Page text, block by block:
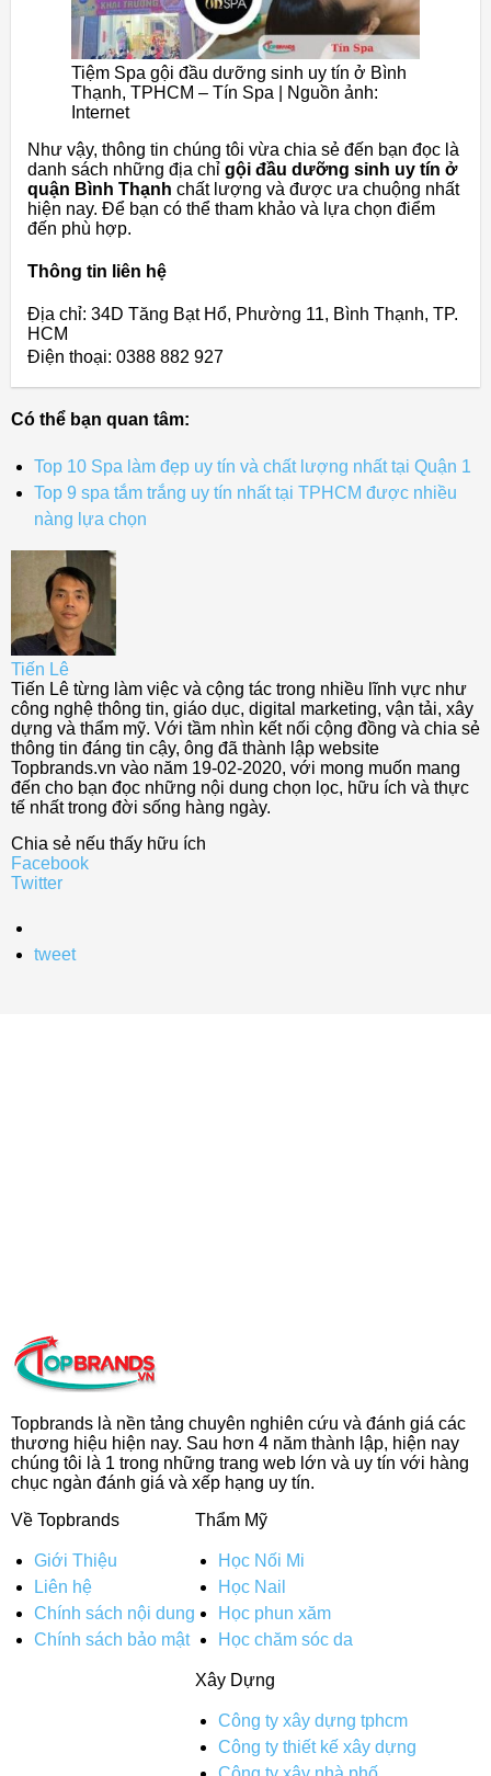
Tiệm Spa gội đầu dưỡng sinh uy tín ở Bình
Thạnh, TPHCM – Tín Spa | Nguồn ảnh:
Internet
Như vậy, thông tin chúng tôi vừa chia sẻ đến bạn đọc là
danh sách những địa chỉ gội đầu dưỡng sinh uy tín ở
quận Bình Thạnh chất lượng và được ưa chuộng nhất
hiện nay. Để bạn có thể tham khảo và lựa chọn điểm
đến phù hợp.
Thông tin liên hệ
Địa chỉ: 34D Tăng Bạt Hổ, Phường 11, Bình Thạnh, TP.
HCM
Điện thoại: 0388 882 927
Có thể bạn quan tâm:
Top 10 Spa làm đẹp uy tín và chất lượng nhất tại Quận 1
Top 9 spa tắm trắng uy tín nhất tại TPHCM được nhiều
nàng lựa chọn
Tiến Lê
Tiến Lê từng làm việc và cộng tác trong nhiều lĩnh vực như
công nghệ thông tin, giáo dục, digital marketing, vận tải, xây
dựng và thẩm mỹ. Với tầm nhìn kết nối cộng đồng và chia sẻ
thông tin đáng tin cậy, ông đã thành lập website
Topbrands.vn vào năm 19-02-2020, với mong muốn mang
đến cho bạn đọc những nội dung chọn lọc, hữu ích và thực
tế nhất trong đời sống hàng ngày.
Chia sẻ nếu thấy hữu ích
Facebook
Twitter
tweet
Topbrands là nền tảng chuyên nghiên cứu và đánh giá các
thương hiệu hiện nay. Sau hơn 4 năm thành lập, hiện nay
chúng tôi là 1 trong những trang web lớn và uy tín với hàng
chục ngàn đánh giá và xếp hạng uy tín.
Về Topbrands
Giới Thiệu
Liên hệ
Chính sách nội dung
Chính sách bảo mật
Thẩm Mỹ
Học Nối Mi
Học Nail
Học phun xăm
Học chăm sóc da
Xây Dựng
Công ty xây dựng tphcm
Công ty thiết kế xây dựng